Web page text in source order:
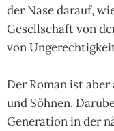
der Nase darauf,
Gesellschaft von
von
Der Roman ist
und Söhnen.
Generation in der